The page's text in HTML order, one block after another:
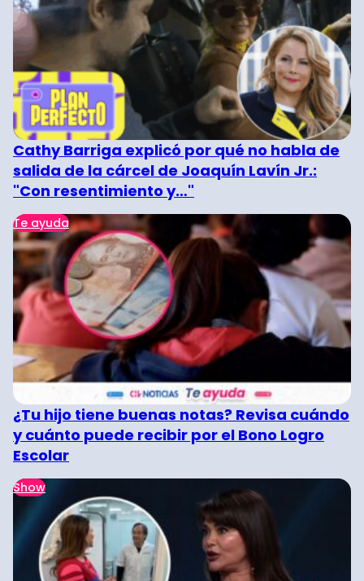
Cathy Barriga explicó por qué no habla de
salida de la cárcel de Joaquín Lavín Jr.:
"Con resentimiento y…"
Te ayuda
¿Tu hijo tiene buenas notas? Revisa cuándo
y cuánto puede recibir por el Bono Logro
Escolar
Show